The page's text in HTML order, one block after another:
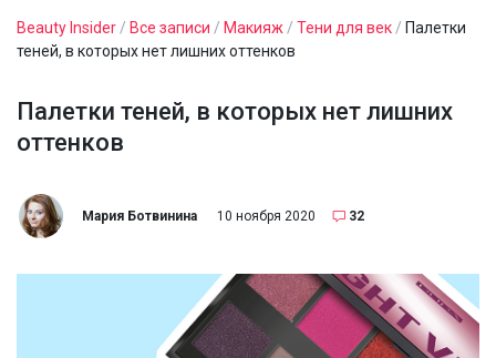
Beauty Insider / Все записи / Макияж / Тени для век / Палетки
теней, в которых нет лишних оттенков
Палетки теней, в которых нет лишних
оттенков
Мария Ботвинина 10 ноября 2020 32